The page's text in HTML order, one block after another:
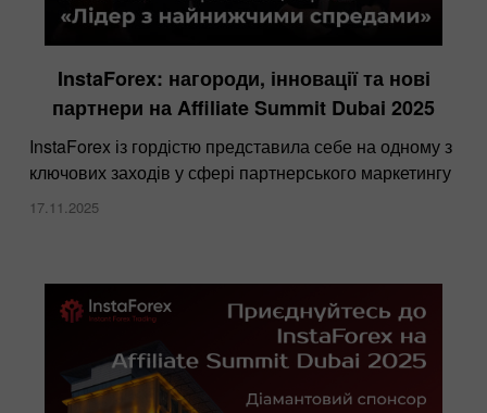
InstaForex: нагороди, інновації та нові
партнери на Affiliate Summit Dubai 2025
InstaForex із гордістю представила себе на одному з
ключових заходів у сфері партнерського маркетингу
17.11.2025